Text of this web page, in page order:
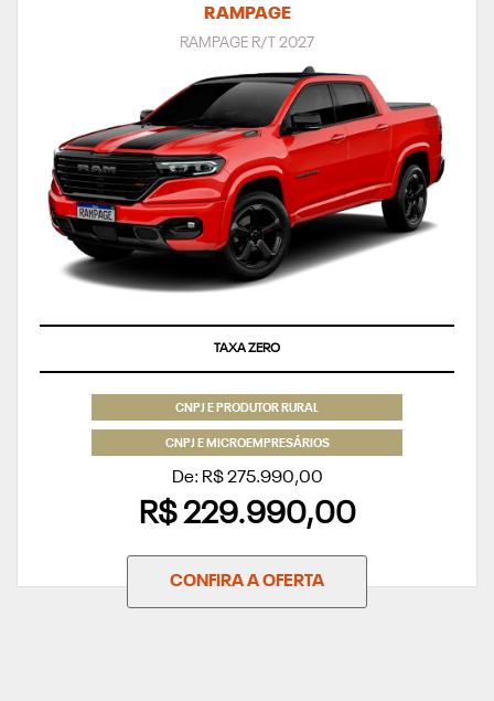
RAMPAGE
RAMPAGE R/T 2027
TAXA ZERO
CNPJ E PRODUTOR RURAL
CNPJ E MICROEMPRESÁRIOS
De: R$ 275.990,00
R$ 229.990,00
CONFIRA A OFERTA